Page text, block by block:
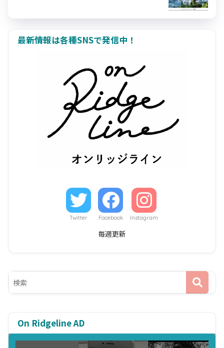
最新情報は各種SNSで発信中！
Twitter Facebook Instagram
毎週更新
On Ridgeline AD